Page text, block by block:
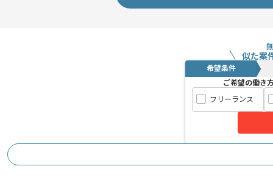
似た案
希望条件
ご希望の働き
フリーランス